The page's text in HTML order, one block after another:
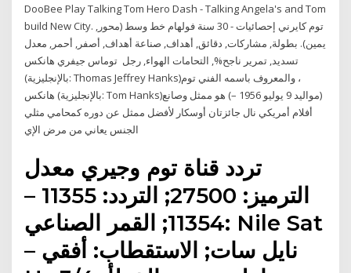
DooBee Play Talking Tom Hero Dash - Talking Angela's and Tom
build New City. توم كايرني إحصائيات - 30 سنة فولهام خط وسط (محور,
يمين). بطولة, مشاركات, دقائق, أهداف, صناعة أهداف, أصفر, أحمر, معدل
تسديد, تمرير ناجح%, التحامات الهواء, رجل توماس جيفري هانكس
(بالإنجليزية: Thomas Jeffrey Hanks)‏، والمعروف باسمه الفني توم
هانكس (بالإنجليزية: Tom Hanks)‏ (مواليد 9 يوليو 1956 –) هو ممثل وصانع
أفلام أمريكي نال جائزتان أوسكار لأفضل ممثل عن دوره كمحامي مثلي
الجنس يعاني من مرض الإي
تردد قناة توم وجيري معدل
الترميز: 27500; التردد: 11355 –
11354; القمر الصناعي: Nile Sat
– نايل سات; الاستقطاب: أفقي